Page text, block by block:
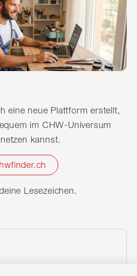
eine neue Plattform erstellt,
im CHW-Universum
kannst.
Lesezeichen.